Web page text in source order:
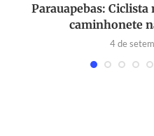
Parauapebas:
caminhonete
4 de